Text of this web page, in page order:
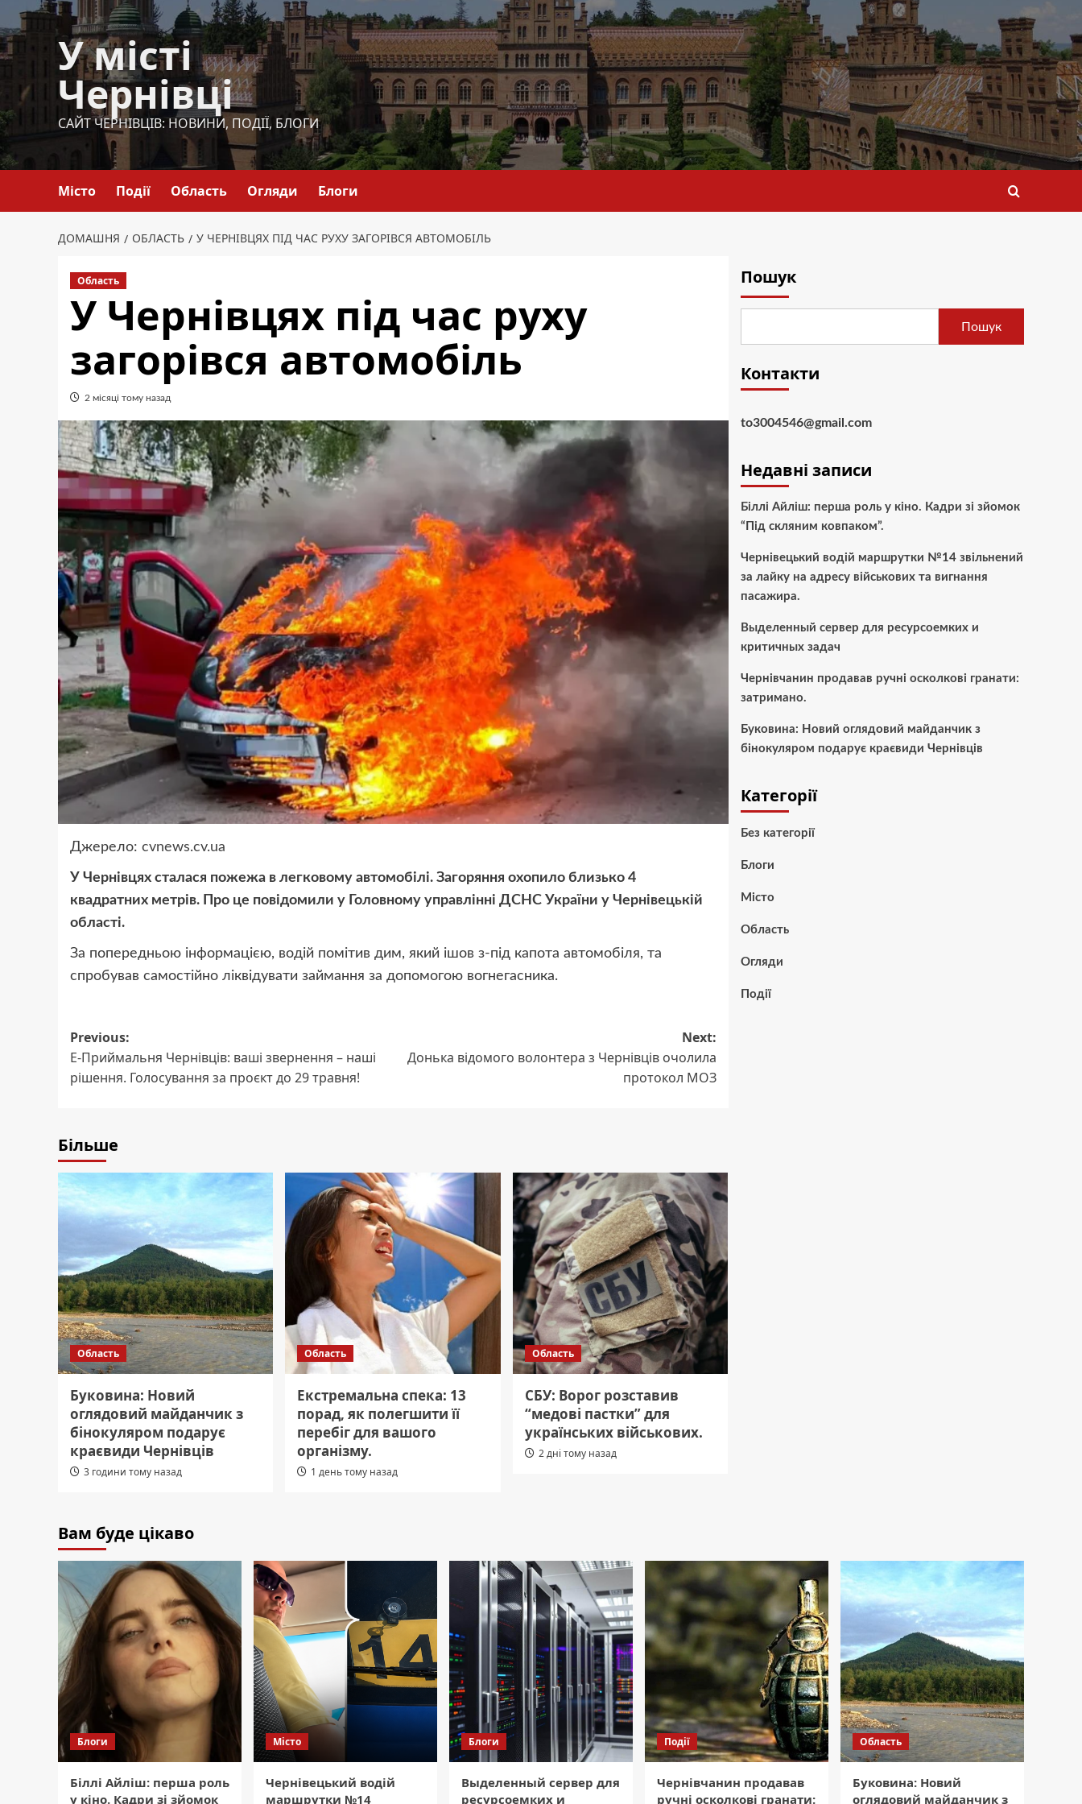
Перейти
до
вмісту
У місті
Чернівці
САЙТ ЧЕРНІВЦІВ: НОВИНИ, ПОДІЇ, БЛОГИ
Місто Події Область Огляди Блоги
ДОМАШНЯ ОБЛАСТЬ У ЧЕРНІВЦЯХ ПІД ЧАС РУХУ ЗАГОРІВСЯ АВТОМОБІЛЬ
Область
У Чернівцях під час руху
загорівся автомобіль
2 місяці тому назад
Джерело: cvnews.cv.ua
У Чернівцях сталася пожежа в легковому автомобілі. Загоряння охопило близько 4
квадратних метрів. Про це повідомили у Головному управлінні ДСНС України у Чернівецькій
області.
За попередньою інформацією, водій помітив дим, який ішов з-під капота автомобіля, та
спробував самостійно ліквідувати займання за допомогою вогнегасника.
Post
navigation
Previous:
Е-Приймальня Чернівців: ваші звернення – наші
рішення. Голосування за проєкт до 29 травня!
Next:
Донька відомого волонтера з Чернівців очолила
протокол МОЗ
Більше
Область
Буковина: Новий
оглядовий майданчик з
бінокуляром подарує
краєвиди Чернівців
3 години тому назад
Область
Екстремальна спека: 13
порад, як полегшити її
перебіг для вашого
організму.
1 день тому назад
Область
СБУ: Ворог розставив
“медові пастки” для
українських військових.
2 дні тому назад
Пошук
Пошук
Контакти
to3004546@gmail.com
Недавні записи
Біллі Айліш: перша роль у кіно. Кадри зі зйомок
“Під скляним ковпаком”.
Чернівецький водій маршрутки №14 звільнений
за лайку на адресу військових та вигнання
пасажира.
Выделенный сервер для ресурсоемких и
критичных задач
Чернівчанин продавав ручні осколкові гранати:
затримано.
Буковина: Новий оглядовий майданчик з
бінокуляром подарує краєвиди Чернівців
Категорії
Без категорії
Блоги
Місто
Область
Огляди
Події
Вам буде цікаво
Блоги
Біллі Айліш: перша роль
у кіно. Кадри зі зйомок
Місто
Чернівецький водій
маршрутки №14
Блоги
Выделенный сервер для
ресурсоемких и
Події
Чернівчанин продавав
ручні осколкові гранати:
Область
Буковина: Новий
оглядовий майданчик з